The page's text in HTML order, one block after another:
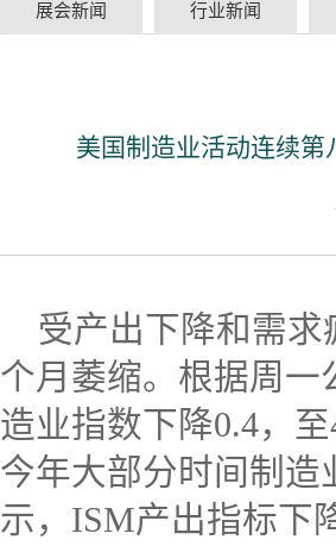
展会新闻 行业新闻
美国制造业活动连续第
受产出下降和需求
个月萎缩。根据周
造业指数下降0.4，
今年大部分时间制造
示，ISM产出指标下